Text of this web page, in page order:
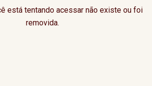
está tentando acessar não existe ou foi
removida.